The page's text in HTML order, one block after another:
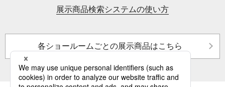
展示商品検索システムの使い方
各ショールームごとの展示商品はこちら